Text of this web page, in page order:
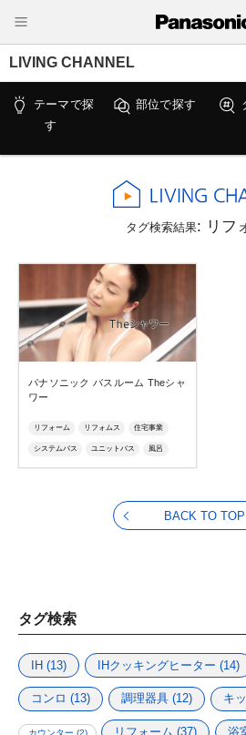
LIVING CHANNEL
テーマで探
す
部位で探す
タグ検索結果: リフ
パナソニック バスルーム Theシャ
ワー
リフォーム リフォムス 住宅事業
システムバス ユニットバス 風呂
オフローラ
BACK TO TOP
タグ検索
IH(13) IHクッキングヒーター (14)
コンロ (13) 調理器具(12) キ
カウンター (2) リフォーム (37) 浴